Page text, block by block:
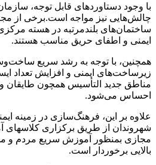
با وجود دستاوردهای قابل توجه،
چالش‌هایی نیز مواجه است.برخی از
ساختمان‌های بلندمرتبه در هسته
ایمنی و اطفای حریق مناسب هستند.
همچنین، با توجه به رشد سریع
زیرساخت‌های ایمنی و افزایش تعداد
احساس می‌شود.
علاوه بر این، فرهنگ‌سازی در زمینه
شهروندان از طریق برکزاری
مجازی بمنظور آموزش سریع مردم و
بالایی برخوردار است.